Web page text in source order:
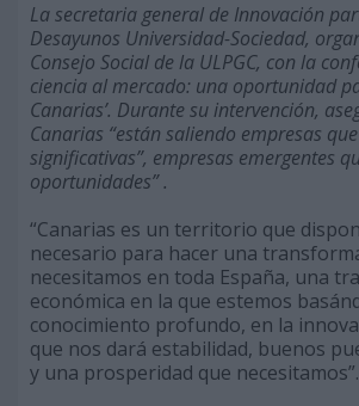
La secretaria general de Innovación
Desayunos Universidad-Sociedad,
Consejo Social de la ULPGC, con la
ciencia al mercado: una oportunidad
Canarias’. Durante su intervención,
Canarias “están saliendo empresas
significativas”, empresas emergentes
oportunidades” .
“Canarias es un territorio que
necesario para hacer una
necesitamos en toda España, una
económica en la que estemos
conocimiento profundo, en la
que nos dará estabilidad, buenos
y una prosperidad que necesitamos”.